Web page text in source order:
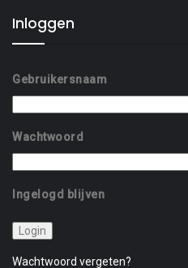
Inloggen
Gebruikersnaam
Wachtwoord
Ingelogd blijven
Wachtwoord vergeten?